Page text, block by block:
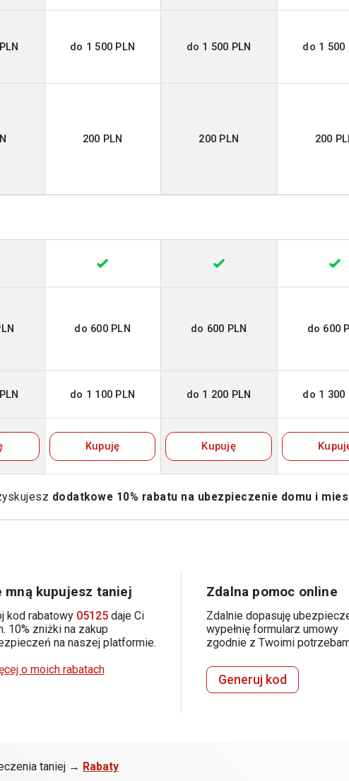
do 1 500 PLN do 1 500 PLN do 1 500
200 PLN 200 PLN 200
do 600 PLN do 600 PLN do 600
do 1 100 PLN do 1 200 PLN do 1 300
Kupuję Kupuję
dodatkowe 10% rabatu na ubezpieczenie domu i
mną kupujesz taniej
kod rabatowy 05125daje Ci
10% zniżki na zakup
na naszej platformie.
o moich rabatach
Zdalna pomoc online
Zdalnie dopasuję
wypełnię formularz umowy
zgodnie z Twoimi
Generuj kod
taniej → Rabaty